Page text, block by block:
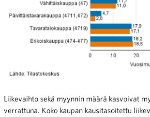
Liikevaihto sekä myynnin määrä kasvoivat
verrattuna. Koko kaupan kausitasoitettu